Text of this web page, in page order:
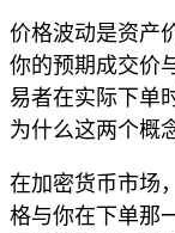
价格波动是资产
你的预期成交价
易者在实际下单
为什么这两个概
在加密货币市场
格与你在下单那